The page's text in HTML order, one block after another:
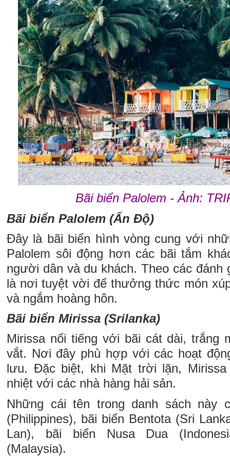
Bãi biển Palolem - Ảnh:
Bãi biển Palolem (Ấn Độ)
Đây là bãi biển hình vòng cung với
Palolem sôi động hơn các bãi tắm
người dân và du khách. Theo các đánh
là nơi tuyệt vời để thưởng thức món
và ngắm hoàng hôn.
Bãi biển Mirissa (Srilanka)
Mirissa nổi tiếng với bãi cát dài, trắng
vắt. Nơi đây phù hợp với các hoạt
lưu. Đặc biệt, khi Mặt trời lặn,
nhiệt với các nhà hàng hải sản.
Những cái tên trong danh sách này
(Philippines), bãi biển Bentota (Sri
Lan), bãi biển Nusa Dua
(Malaysia).